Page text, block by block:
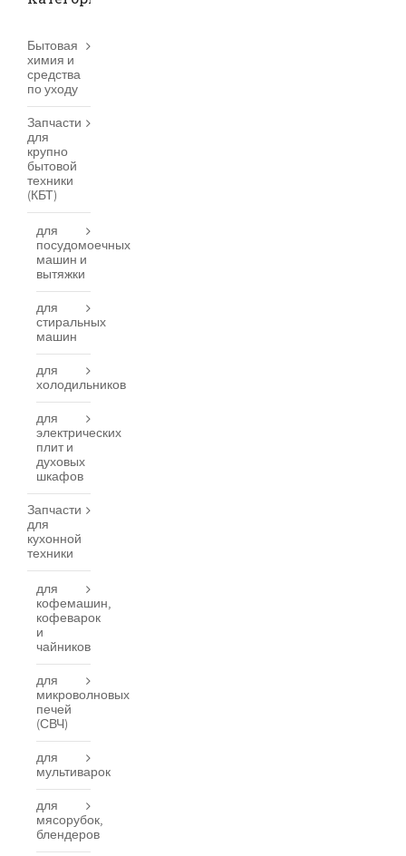
Бытовая
химия и
средства
по уходу
Запчасти
для
крупно
бытовой
техники
(КБТ)
для
посудомоечных
машин и
вытяжки
для
стиральных
машин
для
холодильников
для
электрических
плит и
духовых
шкафов
Запчасти
для
кухонной
техники
для
кофемашин,
кофеварок
и
чайников
для
микроволновых
печей
(СВЧ)
для
мультиварок
для
мясорубок,
блендеров